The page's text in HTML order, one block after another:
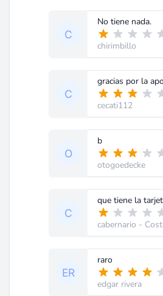
No tiene nada.
chirimbillo
gracias por la
cecati112
b
otogoedecke
que tiene la
cabernario -
raro
edgar rivera